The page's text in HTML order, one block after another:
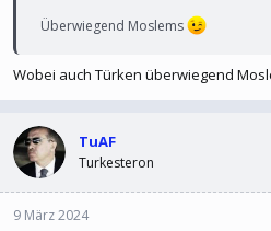
Überwiegend Moslems
Wobei auch Türken überwiegend
TuAF
Turkesteron
9 März 2024